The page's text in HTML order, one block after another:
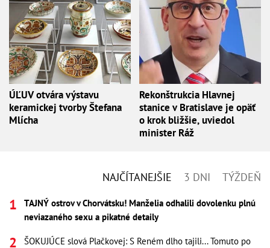
ÚĽUV otvára výstavu
keramickej tvorby Štefana
Mlícha
Rekonštrukcia Hlavnej
stanice v Bratislave je opäť
o krok bližšie, uviedol
minister Ráž
NAJČÍTANEJŠIE 3 DNI TÝŽDEŇ
TAJNÝ ostrov v Chorvátsku! Manželia odhalili dovolenku plnú
neviazaného sexu a pikatné detaily
ŠOKUJÚCE slová Plačkovej: S Reném dlho tajili... Tomuto po